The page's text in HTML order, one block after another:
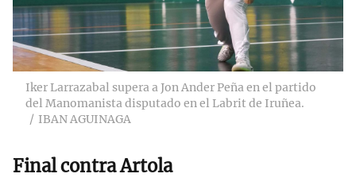
Iker Larrazabal supera a Jon Ander Peña en el partido
del Manomanista disputado en el Labrit de Iruñea.
IBAN AGUINAGA
Final contra Artola